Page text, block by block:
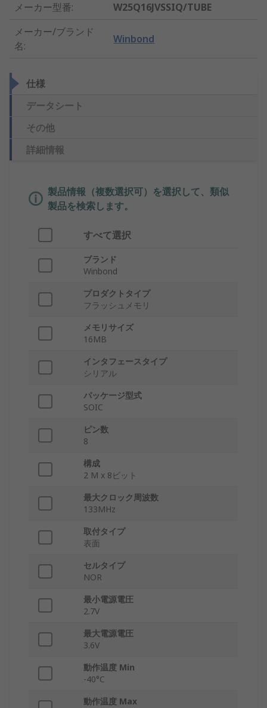
メーカー型番:
W25Q16JVSSIQ/TUBE
メーカー/ブランド
名:
Winbond
仕様
データシート
その他
詳細情報
製品情報（複数選択可）を選択して、類似
製品を検索します。
すべて選択
ブランド
Winbond
プロダクトタイプ
フラッシュメモリ
メモリサイズ
16MB
インタフェースタイプ
シリアル
パッケージ型式
SOIC
ピン数
8
構成
2 M x 8ビット
最大クロック周波数
133MHz
取付タイプ
表面
セルタイプ
NOR
最小電源電圧
2.7V
最大電源電圧
3.6V
動作温度 Min
-40°C
動作温度 Max